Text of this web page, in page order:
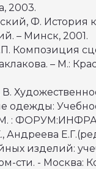
2003.
Ф. История
– Минск, 2001.
Композиция
– М.:
В.
одежды:
М. :
Андреева
изделий:
сти. - Москва: